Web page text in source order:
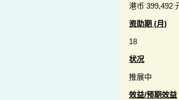
港币 399,492
资助期 (月)
18
状况
推展中
效益/预期效益